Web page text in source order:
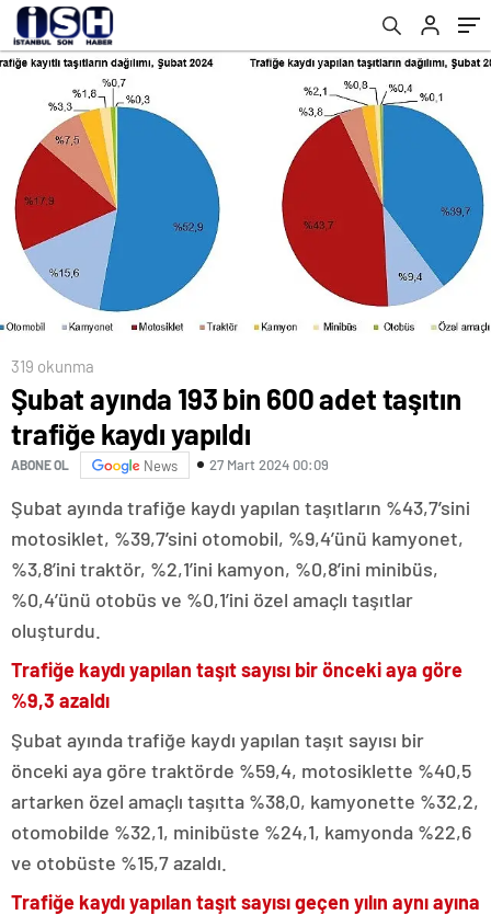
319 okunma
Şubat ayında 193 bin 600 adet taşıtın
trafiğe kaydı yapıldı
ABONE OL News 27 Mart 2024 00:09
Şubat ayında trafiğe kaydı yapılan taşıtların %43,7’sini
motosiklet, %39,7’sini otomobil, %9,4’ünü kamyonet,
%3,8’ini traktör, %2,1’ini kamyon, %0,8’ini minibüs,
%0,4’ünü otobüs ve %0,1’ini özel amaçlı taşıtlar
oluşturdu.
Trafiğe kaydı yapılan taşıt sayısı bir önceki aya göre
%9,3 azaldı
Şubat ayında trafiğe kaydı yapılan taşıt sayısı bir
önceki aya göre traktörde %59,4, motosiklette %40,5
artarken özel amaçlı taşıtta %38,0, kamyonette %32,2,
otomobilde %32,1, minibüste %24,1, kamyonda %22,6
ve otobüste %15,7 azaldı.
Trafiğe kaydı yapılan taşıt sayısı geçen yılın aynı ayına